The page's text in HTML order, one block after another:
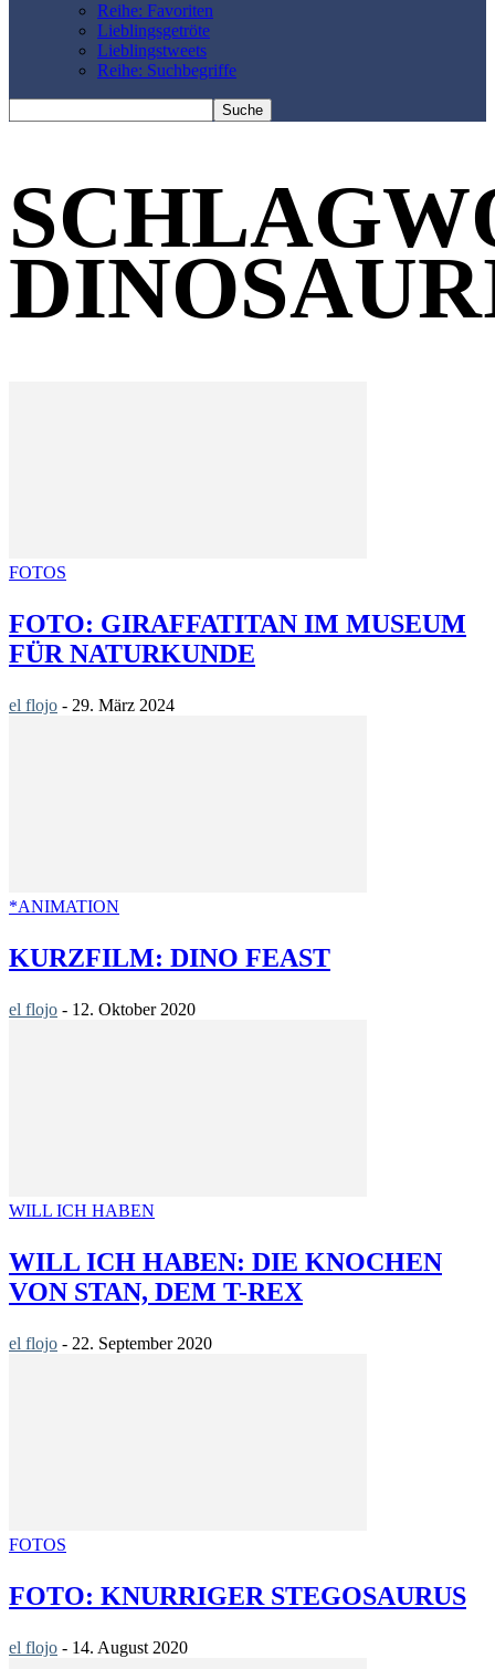
Reihe: Favoriten
Lieblingsgetröte
Lieblingstweets
Reihe: Suchbegriffe
FOTOS
FOTO: GIRAFFATITAN IM MUSEUM
FÜR NATURKUNDE
el flojo - 29. März 2024
*ANIMATION
KURZFILM: DINO FEAST
el flojo - 12. Oktober 2020
WILL ICH HABEN
WILL ICH HABEN: DIE KNOCHEN
VON STAN, DEM T-REX
el flojo - 22. September 2020
FOTOS
FOTO: KNURRIGER STEGOSAURUS
el flojo - 14. August 2020